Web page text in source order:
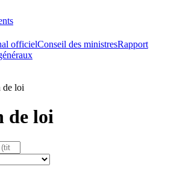
officielConseil des ministresRapport
de loi
de loi